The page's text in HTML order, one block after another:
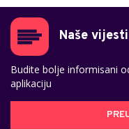
Naše
Budite bolje informisani
aplikaciju